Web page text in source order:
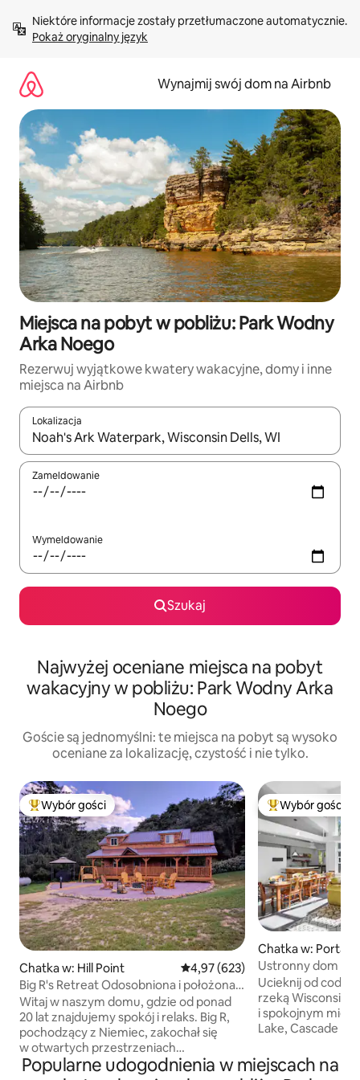
treści Pokaż oryginalny język
Wynajmij swój dom na Airbnb
Miejsca na pobyt w pobliżu: Park Wodny
Arka Noego
Rezerwuj wyjątkowe kwatery wakacyjne, domy i inne
miejsca na Airbnb
Lokalizacja
Gdy wyniki będą dostępne, możesz poruszać się po nich za
Zameldowanie
Wymeldowanie
Szukaj
Najwyżej oceniane miejsca na pobyt
wakacyjny w pobliżu: Park Wodny Arka
Noego
Goście są jednomyślni: te miejsca na pobyt są wysoko
oceniane za lokalizację, czystość i nie tylko.
Najpopularniejsze z kategorii Wybór gości
Wybór gości
Chatka w: Hill Point Średnia ocena: 4,97 na 5, liczba
4,97 (623)
Big R's Retreat Odosobniona i położona
na łonie natury
Witaj w naszym domu, gdzie od ponad
20 lat znajdujemy spokój i relaks. Big R,
pochodzący z Niemiec, zakochał się
w otwartych przestrzeniach
i pagórkowatym terenie Wisconsin,
Wybór gości
Chatka w:
Ustronny dom
w pobliżu pola
Ucieknij od
rzeką Wisconsin
i spokojnym
Lake, Cascade
z 9 łóżkami, 8
kajakami (maj-
Popularne udogodnienia w miejscach na